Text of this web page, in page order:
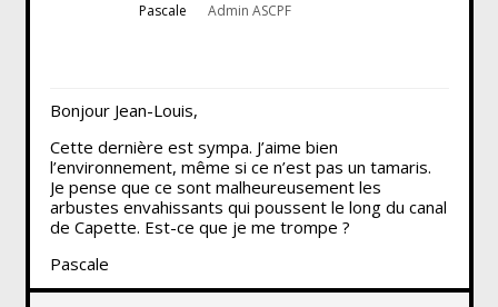
Pascale Admin ASCPF
Bonjour Jean-Louis,
Cette dernière est sympa. J’aime bien
l’environnement, même si ce n’est pas un tamaris.
Je pense que ce sont malheureusement les
arbustes envahissants qui poussent le long du canal
de Capette. Est-ce que je me trompe ?
Pascale